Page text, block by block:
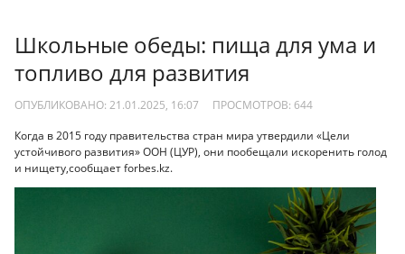
Школьные обеды: пища для ума и
топливо для развития
ОПУБЛИКОВАНО: 21.01.2025, 16:07 ПРОСМОТРОВ: 644
Когда в 2015 году правительства стран мира утвердили «Цели
устойчивого развития» ООН (ЦУР), они пообещали искоренить голод
и нищету,сообщает forbes.kz.